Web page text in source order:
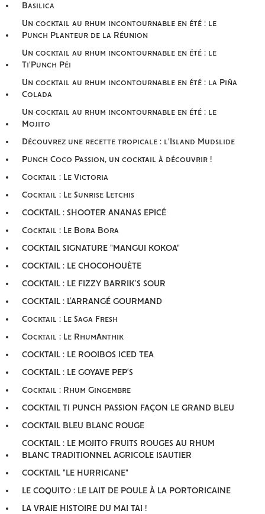
Basilica
Un cocktail au rhum incontournable en été : le
Punch Planteur de la Réunion
Un cocktail au rhum incontournable en été : le
Ti'Punch Péi
Un cocktail au rhum incontournable en été : la Piña
Colada
Un cocktail au rhum incontournable en été : le
Mojito
Découvrez une recette tropicale : l'Island Mudslide
Punch Coco Passion, un cocktail à découvrir !
Cocktail : Le Victoria
Cocktail : Le Sunrise Letchis
COCKTAIL : SHOOTER ANANAS EPICÉ
Cocktail : Le Bora Bora
COCKTAIL SIGNATURE "MANGUI KOKOA"
COCKTAIL : LE CHOCOHOUÈTE
COCKTAIL : LE FIZZY BARRIK’S SOUR
COCKTAIL : L’ARRANGÉ GOURMAND
Cocktail : Le Saga Fresh
Cocktail : Le RhumAnthik
COCKTAIL : LE ROOIBOS ICED TEA
COCKTAIL : LE GOYAVE PEP’S
Cocktail : Rhum Gingembre
COCKTAIL TI PUNCH PASSION FAÇON LE GRAND BLEU
COCKTAIL BLEU BLANC ROUGE
COCKTAIL : LE MOJITO FRUITS ROUGES AU RHUM
BLANC TRADITIONNEL AGRICOLE ISAUTIER
COCKTAIL "LE HURRICANE"
LE COQUITO : LE LAIT DE POULE À LA PORTORICAINE
LA VRAIE HISTOIRE DU MAI TAI !